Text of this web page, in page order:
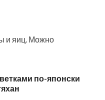
и яиц. Можно
по-японски